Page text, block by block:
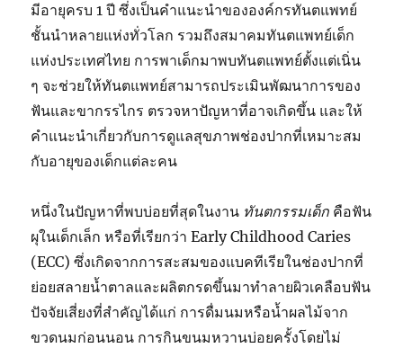
มีอายุครบ 1 ปี ซึ่งเป็นคำแนะนำขององค์กรทันตแพทย์
ชั้นนำหลายแห่งทั่วโลก รวมถึงสมาคมทันตแพทย์เด็ก
แห่งประเทศไทย การพาเด็กมาพบทันตแพทย์ตั้งแต่เนิ่น
ๆ จะช่วยให้ทันตแพทย์สามารถประเมินพัฒนาการของ
ฟันและขากรรไกร ตรวจหาปัญหาที่อาจเกิดขึ้น และให้
คำแนะนำเกี่ยวกับการดูแลสุขภาพช่องปากที่เหมาะสม
กับอายุของเด็กแต่ละคน
หนึ่งในปัญหาที่พบบ่อยที่สุดในงาน ทันตกรรมเด็ก คือฟัน
ผุในเด็กเล็ก หรือที่เรียกว่า Early Childhood Caries
(ECC) ซึ่งเกิดจากการสะสมของแบคทีเรียในช่องปากที่
ย่อยสลายน้ำตาลและผลิตกรดขึ้นมาทำลายผิวเคลือบฟัน
ปัจจัยเสี่ยงที่สำคัญได้แก่ การดื่มนมหรือน้ำผลไม้จาก
ขวดนมก่อนนอน การกินขนมหวานบ่อยครั้งโดยไม่